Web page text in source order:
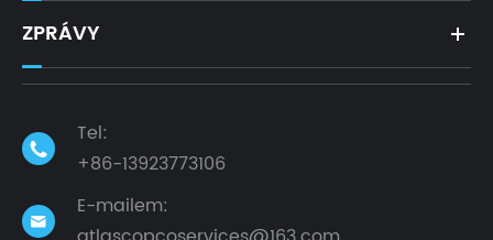
ZPRÁVY

Tel:
+86-13923773106

E-mailem: